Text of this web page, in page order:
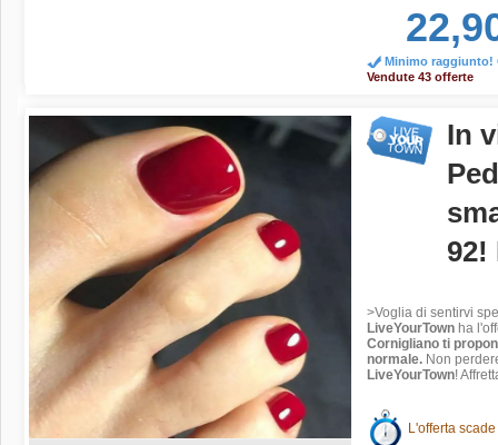
Minimo raggiunto!
Vendute 43 offerte
In
92!
>Voglia di sentirvi
LiveYourTown ha
Cornigliano ti
normale. Non
LiveYourTown!
L'offerta